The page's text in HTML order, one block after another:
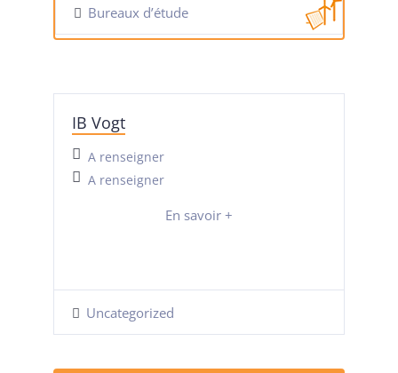
Bureaux d’étude
IB Vogt
A renseigner
A renseigner
En savoir +
Uncategorized